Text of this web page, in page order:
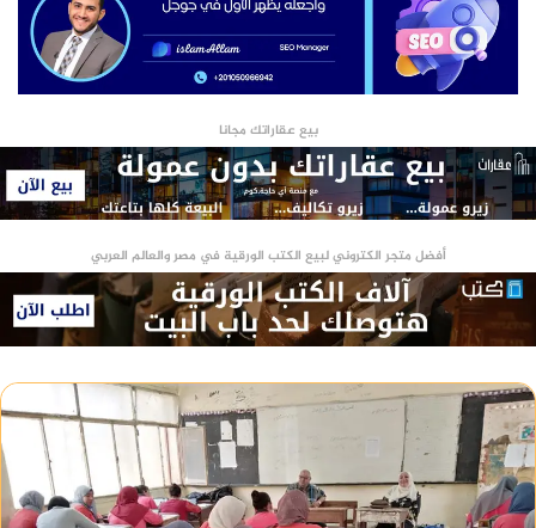
بيع عقاراتك مجانا
أفضل متجر الكتروني لبيع الكتب الورقية في مصر والعالم العربي